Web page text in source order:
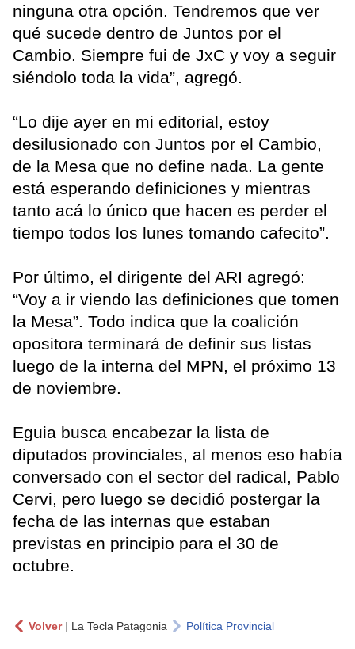
ninguna otra opción. Tendremos que ver
qué sucede dentro de Juntos por el
Cambio. Siempre fui de JxC y voy a seguir
siéndolo toda la vida”, agregó.
“Lo dije ayer en mi editorial, estoy
desilusionado con Juntos por el Cambio,
de la Mesa que no define nada. La gente
está esperando definiciones y mientras
tanto acá lo único que hacen es perder el
tiempo todos los lunes tomando cafecito”.
Por último, el dirigente del ARI agregó:
“Voy a ir viendo las definiciones que tomen
la Mesa”. Todo indica que la coalición
opositora terminará de definir sus listas
luego de la interna del MPN, el próximo 13
de noviembre.
Eguia busca encabezar la lista de
diputados provinciales, al menos eso había
conversado con el sector del radical, Pablo
Cervi, pero luego se decidió postergar la
fecha de las internas que estaban
previstas en principio para el 30 de
octubre.
Volver| La Tecla Patagonia Política Provincial